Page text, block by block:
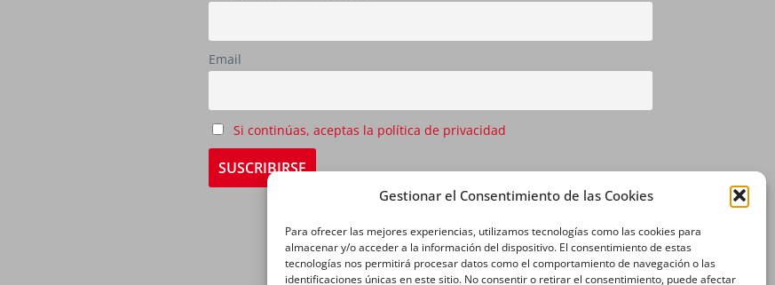
Gestionar el Consentimiento de las Cookies
Para ofrecer las mejores experiencias, utilizamos tecnologías como las cookies para
almacenar y/o acceder a la información del dispositivo. El consentimiento de estas
tecnologías nos permitirá procesar datos como el comportamiento de navegación o las
identificaciones únicas en este sitio. No consentir o retirar el consentimiento, puede afectar
Email
Si continúas, aceptas la política de privacidad